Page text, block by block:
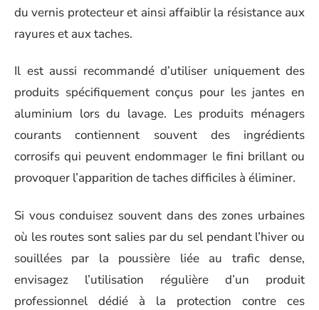
du vernis protecteur et ainsi affaiblir la résistance aux
rayures et aux taches.
Il est aussi recommandé d’utiliser uniquement des
produits spécifiquement conçus pour les jantes en
aluminium lors du lavage. Les produits ménagers
courants contiennent souvent des ingrédients
corrosifs qui peuvent endommager le fini brillant ou
provoquer l’apparition de taches difficiles à éliminer.
Si vous conduisez souvent dans des zones urbaines
où les routes sont salies par du sel pendant l’hiver ou
souillées par la poussière liée au trafic dense,
envisagez l’utilisation régulière d’un produit
professionnel dédié à la protection contre ces